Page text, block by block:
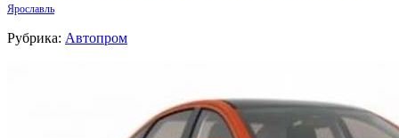
Ярославль
Рубрика: Автопром